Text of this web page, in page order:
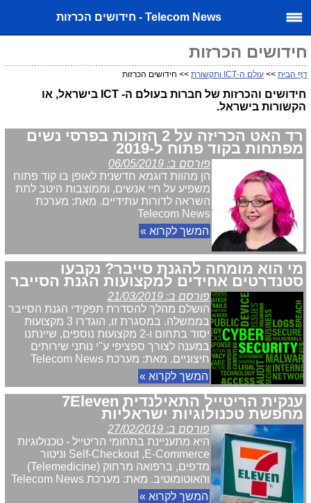
Telecom News - חידושים הכרזות
חידושים הכרזות
דף הבית >> עולם ה-ICT ותקשורת >> חידושים הכרזות
חידושים והכרזות של חברות בעולם ה- ICT בישראל, או
הקשורות בישראל.
רד האט הכריזה על 2 הזוכות בפרסי נשים
מפתחות בקוד פתוח ל-2019
פורסם ב: 06/05/2019
הן מהוות דוגמא חדשנית לאופן בו קוד פתוח
משפיע על חיי אנשים, וממוצבות היטב לתת
השראה לדורות עתידיים. מאת: מערכת
Telecom News
המשך לקרוא »
מי הוא מומחה להגנת סייבר? נקבעו
סטנדרטים אחידים למקצועות הגנת הסייבר
פורסם ב: 21/03/2019
הושלם מהלך להסדרת תפקידי הגנת הסייבר
בממשלה. במסגרת זו, הוגדרו 3 מקצועות
יסוד בתחום ו-2 מקצועות נוספים, שיינתנו
במענה לצורך ספציפי ע"י נותני שירותים
חיצוניים. מאת: מערכת Telecom News
המשך לקרוא »
ענקית הריטייל התאילנדית 7Eleven
מחפשת טכנולוגיות ישראליות
פורסם ב: 27/02/2019
היא מתעניינת בתחומי הריטייל - טכנולוגיות
Self-Checkout ,E-Commerce וניטור
מדפים, ברפואה מרחוק (Telemedicine)
והאוטומוטיב. מאת: מערכת Telecom News
המשך לקרוא »